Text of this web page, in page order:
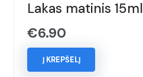
Lakas matinis 15ml
€6.90
Į KREPŠELĮ